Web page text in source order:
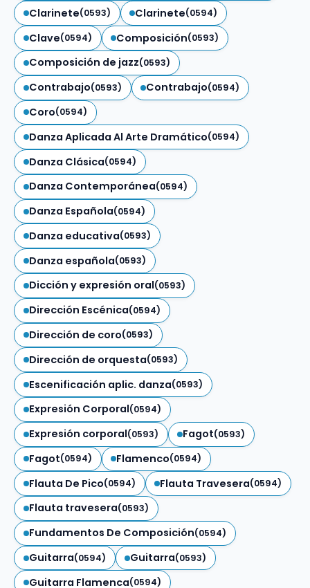
Clarinete(0593) Clarinete(0594)
Clave(0594) Composición(0593)
Composición de jazz(0593)
Contrabajo(0593) Contrabajo(0594)
Coro(0594)
Danza Aplicada Al Arte Dramático(0594)
Danza Clásica(0594)
Danza Contemporánea(0594)
Danza Española(0594)
Danza educativa(0593)
Danza española(0593)
Dicción y expresión oral(0593)
Dirección Escénica(0594)
Dirección de coro(0593)
Dirección de orquesta(0593)
Escenificación aplic. danza(0593)
Expresión Corporal(0594)
Expresión corporal(0593) Fagot(0593)
Fagot(0594) Flamenco(0594)
Flauta De Pico(0594) Flauta Travesera(0594)
Flauta travesera(0593)
Fundamentos De Composición(0594)
Guitarra(0594) Guitarra(0593)
Guitarra Flamenca(0594)